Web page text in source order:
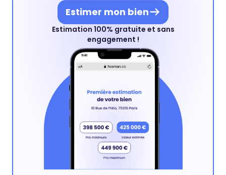
Estimer mon bien
Estimation 100% gratuite et sans
engagement !